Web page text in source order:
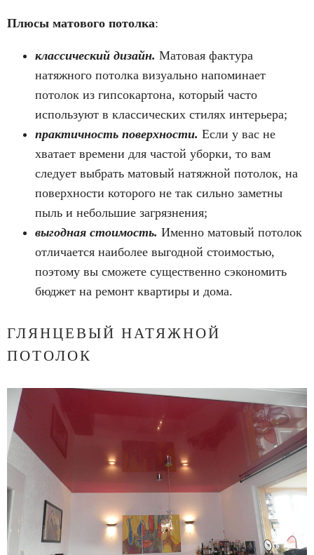
Плюсы матового потолка:
классический дизайн. Матовая фактура
натяжного потолка визуально напоминает
потолок из гипсокартона, который часто
используют в классических стилях интерьера;
практичность поверхности. Если у вас не
хватает времени для частой уборки, то вам
следует выбрать матовый натяжной потолок, на
поверхности которого не так сильно заметны
пыль и небольшие загрязнения;
выгодная стоимость. Именно матовый потолок
отличается наиболее выгодной стоимостью,
поэтому вы сможете существенно сэкономить
бюджет на ремонт квартиры и дома.
ГЛЯНЦЕВЫЙ НАТЯЖНОЙ
ПОТОЛОК